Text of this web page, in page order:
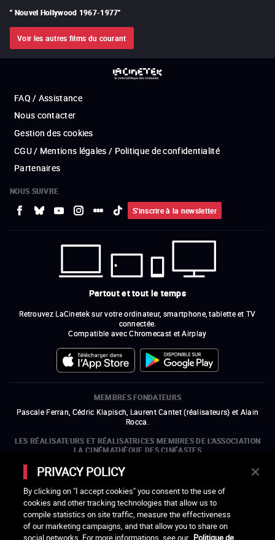
" Nouvel Hollywood 1967-1977"
Voir les autres films du courant
FAQ / Assistance
Nous contacter
Gestion des cookies
CGU / Mentions légales / Politique de confidentialité
Partenaires
NOUS SUIVRE
S'inscrire à la newsletter
Partout et tout le temps
Retrouvez LaCinetek sur votre ordinateur, smartphone, tablette et TV
connectée.
Compatible avec Chromecast et Airplay
MEMBRES FONDATEURS
Pascale Ferran, Cédric Klapisch, Laurent Cantet (réalisateurs) et Alain
Rocca.
LES RÉALISATEURS ET RÉALISATRICES MEMBRES DE L'ASSOCIATION
LA CINÉMATHÈQUE DES CINÉASTES
Olivier Assayas, Bertrand Bonello, Michel Hazanavicius (représentant de
l'ARP), Rebecca Zlotowski et Mikael Buch (représentant de la SRF)
LES ORGANISMES MEMBRES DE L'ASSOCIATION LA CINÉMATHÈQUE
DES CINÉASTES
PRIVACY POLICY
By clicking on "I accept cookies" you consent to the use of
cookies and other tracking technologies that allow us to
compile statistics on site traffic, measure the effectiveness
of our marketing campaigns, and that allow you to share on
social networks. For more informations, see our Politique de